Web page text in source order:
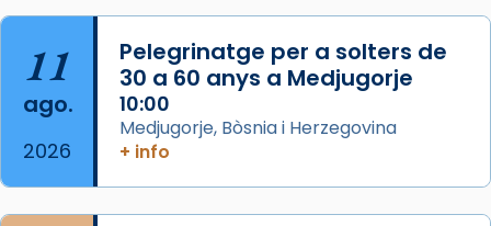
Acompanyant la història de sant Cugat, a
partir de l’Edat Mitjana sorgeix la tradició
que les santes Juliana (“relatiu a Júlia”) i
Semproniana (“relatiu a Semprònia =
eterna”) són deixebles seves. I l’any 1667, el
frare Joan Gaspar Roig, afirma en una obra
que les santes són filles de l’antiga Iluro.
Mataró en reivindicarà les relíq
11
ago.
2026
Pelegrinatge per a solters de
30 a 60 anys a Medjugorje
10:00
Medjugorje, Bòsnia i Herzegovina
+ info